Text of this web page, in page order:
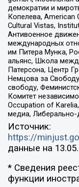
демократии и
Копелева, American
Cultural Vistas,
Антивоенное
международных
им Питера Мунка,
альянс, Школа
Патерсона, Центр
Немцова за
свободу,
Комитет
Occupation of
медиа, Либерально-
Источник:
https://
данные на
* Сведения
функции